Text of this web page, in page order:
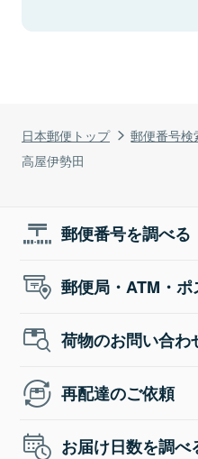
日本郵便トップ 郵便番号検
高屋伊勢田
郵便番号を調べる
郵便局・ATM・
荷物のお問い合わ
再配達のご依頼
お届け日数を調べ